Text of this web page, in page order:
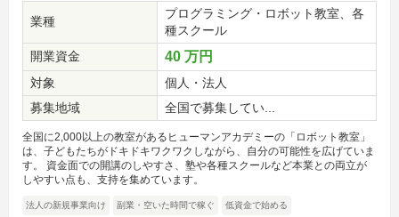
業種
プログラミング・ロボット教室、各
種スクール
開業資金
40 万円
対象
個人・法人
募集地域
全国で募集してい...
全国に2,000以上の教室があるヒューマンアカデミーの「ロボット教室」
は、子どもたちがドキドキワクワクしながら、自分の可能性を広げていま
す。 資金面での開講のしやすさ、塾や各種スクールなど本業との両立が
しやすい点も、支持を集めています。
法人の新規事業向け 副業・空いた時間で稼ぐ 低資金で始める